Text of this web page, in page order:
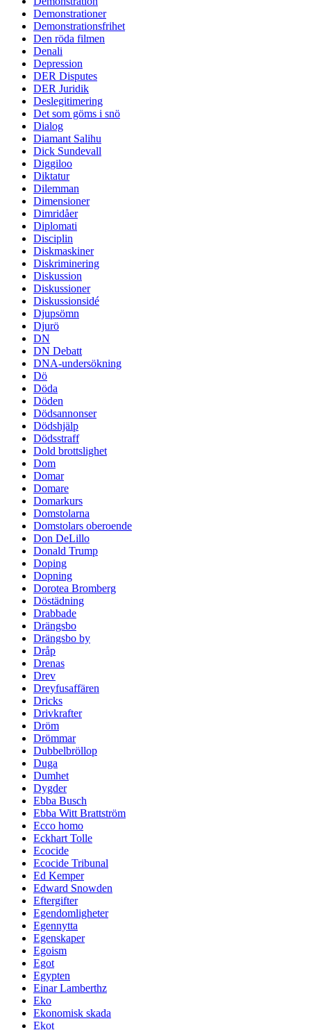
Demonstrationer
Demonstrationsfrihet
Den röda filmen
Denali
Depression
DER Disputes
DER Juridik
Deslegitimering
Det som göms i snö
Dialog
Diamant Salihu
Dick Sundevall
Diggiloo
Diktatur
Dilemman
Dimensioner
Dimridåer
Diplomati
Disciplin
Diskmaskiner
Diskriminering
Diskussion
Diskussioner
Diskussionsidé
Djupsömn
Djurö
DN
DN Debatt
DNA-undersökning
Dö
Döda
Döden
Dödsannonser
Dödshjälp
Dödsstraff
Dold brottslighet
Dom
Domar
Domare
Domarkurs
Domstolarna
Domstolars oberoende
Don DeLillo
Donald Trump
Doping
Dopning
Dorotea Bromberg
Döstädning
Drabbade
Drängsbo
Drängsbo by
Dråp
Drenas
Drev
Dreyfusaffären
Dricks
Drivkrafter
Dröm
Drömmar
Dubbelbröllop
Duga
Dumhet
Dygder
Ebba Busch
Ebba Witt Brattström
Ecco homo
Eckhart Tolle
Ecocide
Ecocide Tribunal
Ed Kemper
Edward Snowden
Eftergifter
Egendomligheter
Egennytta
Egenskaper
Egoism
Egot
Egypten
Einar Lamberthz
Eko
Ekonomisk skada
Ekot